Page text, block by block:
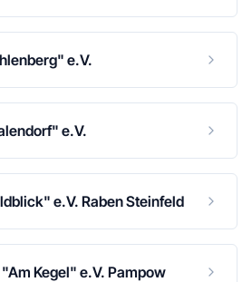
e.V.
e.V.
e.V. Raben Steinfeld
Kegel" e.V. Pampow